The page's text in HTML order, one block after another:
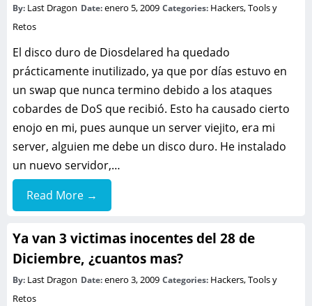
By: Last Dragon Date:enero 5, 2009 Categories: Hackers, Tools y
Retos
El disco duro de Diosdelared ha quedado
prácticamente inutilizado, ya que por días estuvo en
un swap que nunca termino debido a los ataques
cobardes de DoS que recibió. Esto ha causado cierto
enojo en mi, pues aunque un server viejito, era mi
server, alguien me debe un disco duro. He instalado
un nuevo servidor,…
Read More →
Ya van 3 victimas inocentes del 28 de
Diciembre, ¿cuantos mas?
By: Last Dragon Date:enero 3, 2009 Categories: Hackers, Tools y
Retos